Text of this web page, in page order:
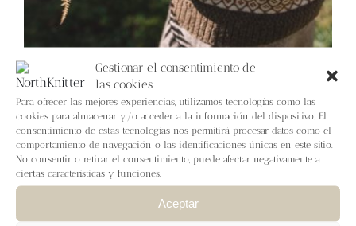
Gestionar el consentimiento de
las cookies
Para ofrecer las mejores experiencias, utilizamos tecnologías como las
cookies para almacenar y/o acceder a la información del dispositivo. El
consentimiento de estas tecnologías nos permitirá procesar datos como el
comportamiento de navegación o las identificaciones únicas en este sitio.
No consentir o retirar el consentimiento, puede afectar negativamente a
ciertas características y funciones.
Aceptar
Sashiko sweater – English
pattern
9,50€ IVA inc.
Añadir al carrito Detalles